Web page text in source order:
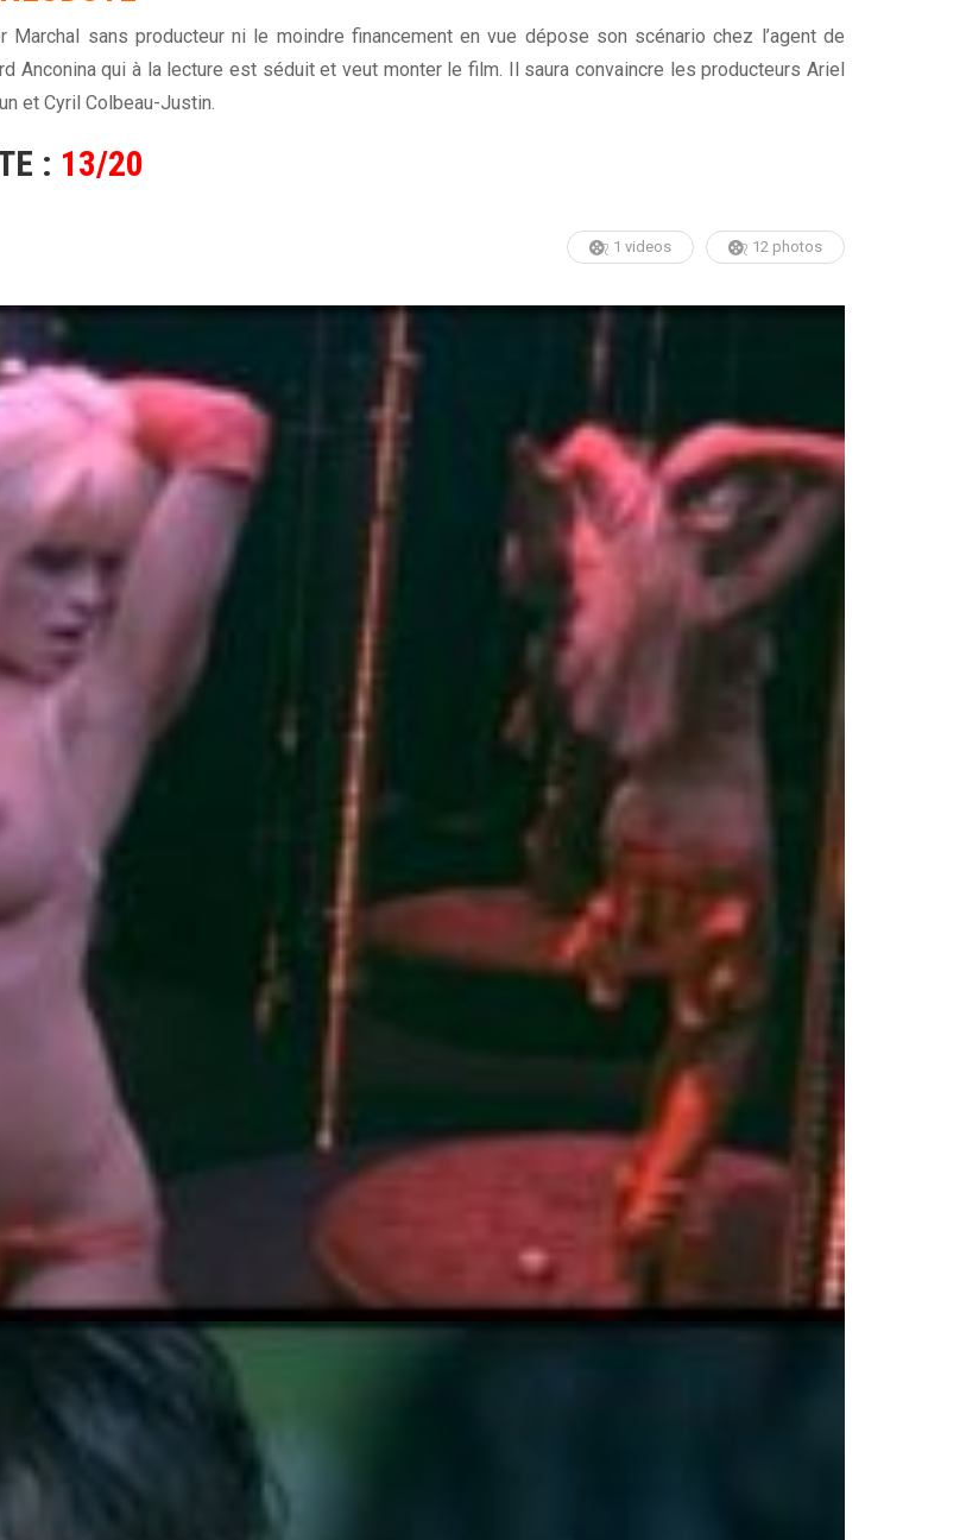
Marchal sans producteur ni le moindre financement en vue dépose son scénario chez l’agent de
Anconina qui à la lecture est séduit et veut monter le film. Il saura convaincre les producteurs Ariel
et Cyril Colbeau-Justin.
: 13/20
1 videos 12 photos